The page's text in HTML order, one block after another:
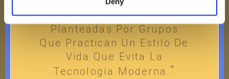
Preocupaciones
Planteadas Por Grupos
Que Practican Un Estilo De
Vida Que Evita La
Tecnología Moderna.